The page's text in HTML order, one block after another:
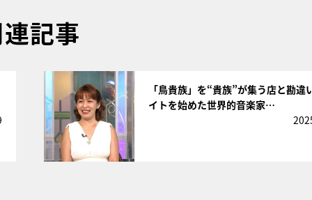
記事
「鳥貴族」を“貴族”が集う店と勘違
イトを始めた世界的音楽家…